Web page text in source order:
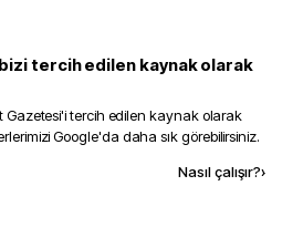
tercih edilen kaynak olarak
Gazetesi'i tercih edilen kaynak olarak
Google'da daha sık görebilirsiniz.
Nasıl çalışır?›